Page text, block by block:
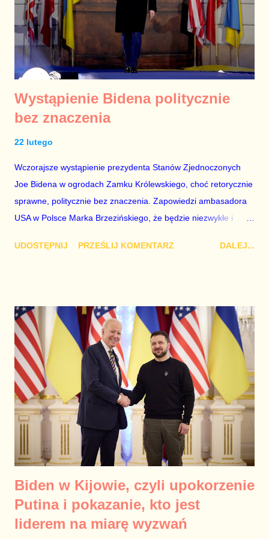
Wystąpienie Bidena politycznie
bez znaczenia
22 lutego
Wczorajsze wystąpienie prezydenta Stanów Zjednoczonych
Joe Bidena w ogrodach Zamku Królewskiego, choć retorycznie
sprawne, politycznie bez znaczenia. Zapowiedzi ambasadora
USA w Polsce Marka Brzezińskiego, że będzie niezwykłe i
szczęście, że wcześniej prezydent Biden był na Ukrainie,
UDOSTĘPNIJ PRZEŚLIJ KOMENTARZ DALEJ...
Biden w Kijowie, czyli upokorzenie
Putina i pokazanie, kto jest
liderem na miarę wyzwań